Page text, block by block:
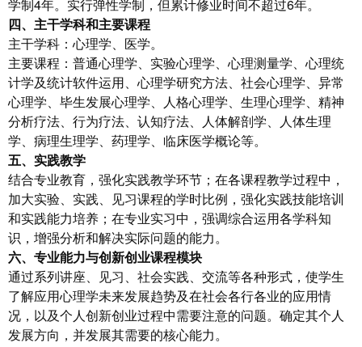
学制4年。实行弹性学制，但累计修业时间不超过6年。
四、主干学科和主要课程
主干学科：心理学、医学。
主要课程：普通心理学、实验心理学、心理测量学、心理统
计学及统计软件运用、心理学研究方法、社会心理学、异常
心理学、毕生发展心理学、人格心理学、生理心理学、精神
分析疗法、行为疗法、认知疗法、人体解剖学、人体生理
学、病理生理学、药理学、临床医学概论等。
五、 实践教学
结合专业教育，强化实践教学环节；在各课程教学过程中，
加大实验、实践、见习课程的学时比例，强化实践技能培训
和实践能力培养；在专业实习中，强调综合运用各学科知
识，增强分析和解决实际问题的能力。
六、专业能力与创新创业课程模块
通过系列讲座、见习、社会实践、交流等各种形式，使学生
了解应用心理学未来发展趋势及在社会各行各业的应用情
况，以及个人创新创业过程中需要注意的问题。确定其个人
发展方向，并发展其需要的核心能力。